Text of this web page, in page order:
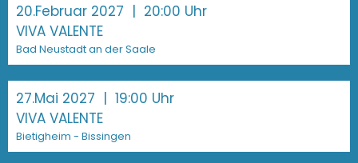
20.Februar 2027 | 20:00 Uhr
VIVA VALENTE
Bad Neustadt an der Saale
27.Mai 2027 | 19:00 Uhr
VIVA VALENTE
Bietigheim - Bissingen